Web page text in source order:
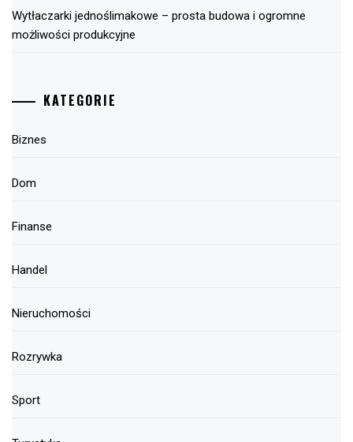
Wytłaczarki jednoślimakowe – prosta budowa i ogromne
możliwości produkcyjne
KATEGORIE
Biznes
Dom
Finanse
Handel
Nieruchomości
Rozrywka
Sport